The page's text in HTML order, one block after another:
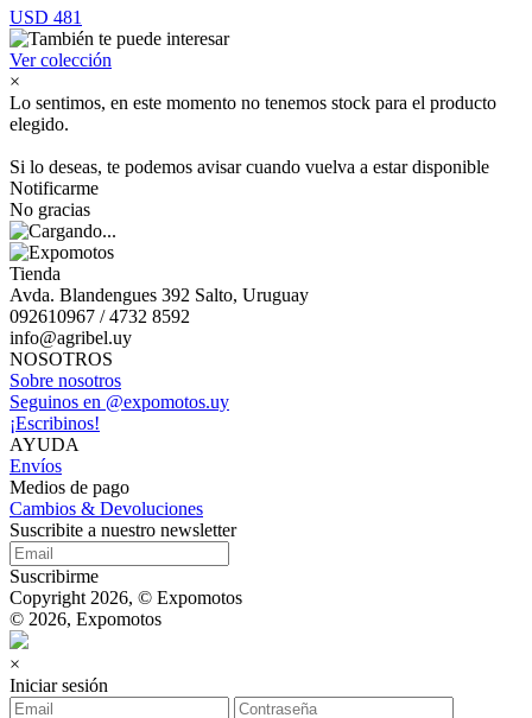
USD 481
Ver colección
×
Lo sentimos, en este momento no tenemos stock para el producto
elegido.
Si lo deseas, te podemos avisar cuando vuelva a estar disponible
Notificarme
No gracias
Tienda
Avda. Blandengues 392 Salto, Uruguay
092610967 / 4732 8592
info@agribel.uy
NOSOTROS
Sobre nosotros
Seguinos en @expomotos.uy
¡Escribinos!
AYUDA
Envíos
Medios de pago
Cambios & Devoluciones
Suscribite a nuestro newsletter
Suscribirme
Copyright 2026, © Expomotos
© 2026, Expomotos
×
Iniciar sesión